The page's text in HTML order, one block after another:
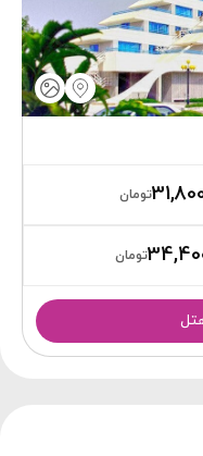
تومان
تومان